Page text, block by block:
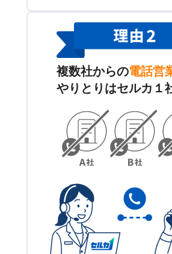
複数社からの電話営
やりとりはセルカ１